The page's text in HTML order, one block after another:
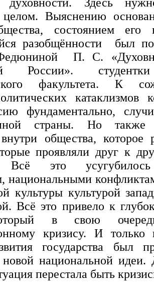
Выяснению
состоянием его
разобщённости был
П. С.
России».
факультета. К
фундаментально,
страны. Но также
общества, которое
проявляли друг к
Всё это
национальными
культуры культурой
Всё это привело к
в свою
кризису. И только
государства был
национальной идеи.
перестала быть